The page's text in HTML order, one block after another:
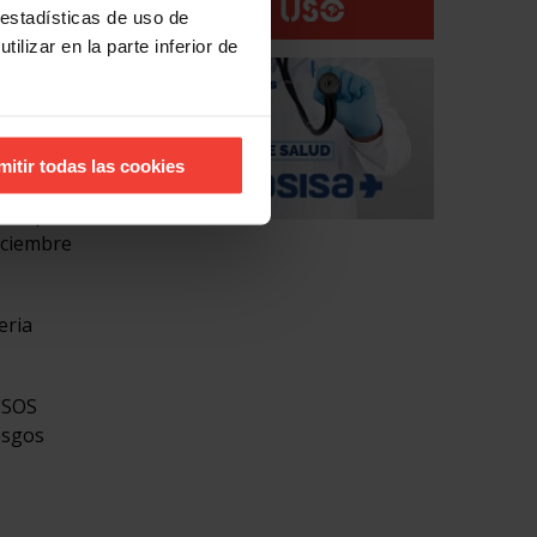
de uso de
en la parte inferior de
todas las cookies
el